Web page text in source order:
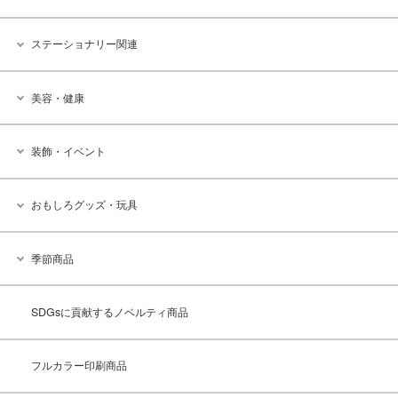
ステーショナリー関連
美容・健康
装飾・イベント
おもしろグッズ・玩具
季節商品
SDGsに貢献するノベルティ商品
フルカラー印刷商品